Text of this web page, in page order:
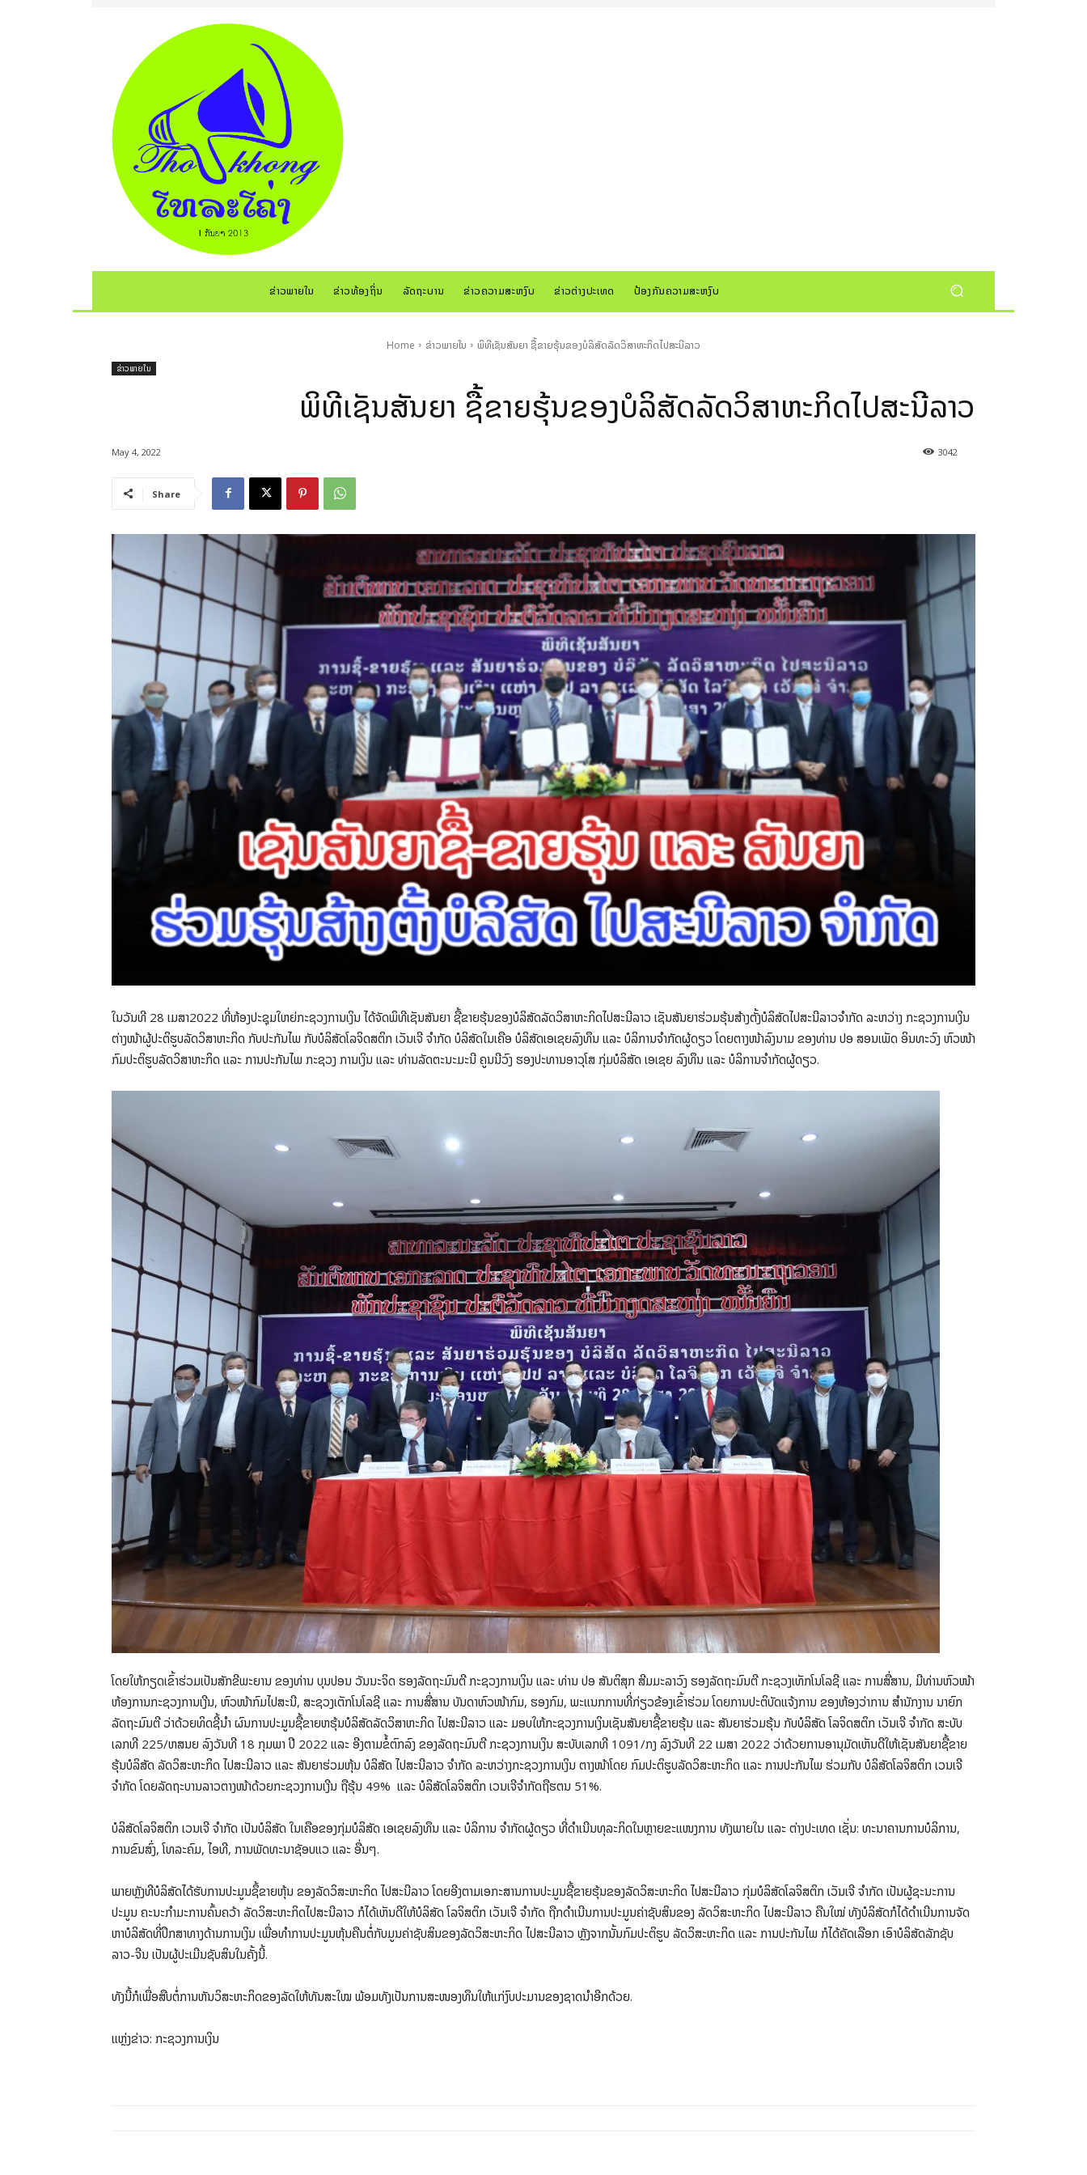
ຂ່າວພາຍໃນ ຂ່າວທ້ອງຖິ່ນ ລັດຖະບານ ຂ່າວຄວາມສະຫງົບ ຂ່າວຕ່າງປະເທດ ປ້ອງກັນຄວາມສະຫງົບ
Home ຂ່າວພາຍໃນ ພິທີເຊັນສັນຍາ ຊື້ຂາຍຮຸ້ນຂອງບໍລິສັດລັດວິສາຫະກິດໄປສະນີລາວ
ຂ່າວພາຍໃນ
ພິທີເຊັນສັນຍາ ຊື້ຂາຍຮຸ້ນຂອງບໍລິສັດລັດວິສາຫະກິດໄປສະນີລາວ
3042
May 4, 2022
Share
ໃນວັນທີ 28 ເມສາ2022 ທີ່ຫ້ອງປະຊຸມໃຫຍ່ກະຊວງການເງິນ ໄດ້ຈັດພິທີເຊັນສັນຍາ ຊື້ຂາຍຮຸ້ນຂອງບໍລິສັດລັດວິສາຫະກິດໄປສະນີລາວ ເຊັນສັນຍາຮ່ວມຮຸ້ນສ້າງຕັ້ງບໍລິສັດໄປສະນີລາວຈຳກັດ ລະຫວ່າງ ກະຊວງການເງິນ
ຕ່າງໜ້າຜູ້ປະຕິຮູບລັດວິສາຫະກິດ ກັບປະກັນໄພ ກັບບໍລິສັດໂລຈິດສຕິກ ເວັນເຈີ ຈຳກັດ ບໍລິສັດໃນເຄືອ ບໍລິສັດເອເຊຍລົງທຶນ ແລະ ບໍລິການຈຳກັດຜູ້ດຽວ ໂດຍຕາງໜ້າລົງນາມ ຂອງທ່ານ ປອ ສອນເພັດ ອິນທະວົງ ຫົວໜ້າ
ກົມປະຕິຮູບລັດວິສາຫະກິດ ແລະ ການປະກັນໄພ ກະຊວງ ການເງິນ ແລະ ທ່ານລັດຕະນະມະນີ ຄູນນີວົງ ຮອງປະທານອາວຸໂສ ກຸ່ມບໍລິສັດ ເອເຊຍ ລົງທຶນ ແລະ ບໍລິການຈຳກັດຜູ້ດຽວ.
ໂດຍໃຫ້ກຽດເຂົ້າຮ່ວມເປັນສັກຂີພະຍານ ຂອງທ່ານ ບຸນປອນ ວັນນະຈິດ ຮອງລັດຖະມົນຕີ ກະຊວງການເງິນ ແລະ ທ່ານ ປອ ສັນຕິສຸກ ສີມມະລາວົງ ຮອງລັດຖະມົນຕີ ກະຊວງເທັກໂນໂລຊີ ແລະ ການສື່ສານ, ມີທ່ານຫົວໜ້າ
ຫ້ອງການກະຊວງການເງີນ, ຫົວໜ້າກົມໄປສະນີ, ສະຊວງເຕັກໂນໂລຊີ ແລະ ການສື່ສານ ບັນດາຫົວໜ້າກົມ, ຮອງກົມ, ພະແນກການທີ່ກ່ຽວຂ້ອງເຂົ້າຮ່ວມ ໂດຍການປະຕິບັດແຈ້ງການ ຂອງຫ້ອງວ່າການ ສຳນັກງານ ນາຍົກ
ລັດຖະມົນຕີ ວ່າດ້ວຍທິດຊີ້ນຳ ຜົນການປະມູນຊື້ຂາຍຫຮຸ້ນບໍລິສັດລັດວິສາຫະກິດ ໄປສະນີລາວ ແລະ ມອບໃຫ້ກະຊວງການເງິນເຊັນສັນຍາຊື້ຂາຍຮຸ້ນ ແລະ ສັນຍາຮ່ວມຮຸ້ນ ກັບບໍລິສັດ ໂລຈິດສຕິກ ເວັນເຈີ ຈຳກັດ ສະບັບ
ເລກທີ 225/ຫສນຍ ລົງວັນທີ 18 ກຸມພາ ປີ 2022 ແລະ ອີງຕາມຂໍ້ຕົກລົງ ຂອງລັດຖະມົນຕີ ກະຊວງການເງິນ ສະບັບເລກທີ 1091/ກງ ລົງວັນທີ 22 ເມສາ 2022 ວ່າດ້ວຍການອານຸມັດເຫັນດີໃຫ້ເຊັນສັນຍາຊື້ຂາຍ
ຮຸ້ນບໍລິສັດ ລັດວິສະຫະກິດ ໄປສະນີລາວ ແລະ ສັນຍາຮ່ວມຫຸ້ນ ບໍລິສັດ ໄປສະນີລາວ ຈຳກັດ ລະຫວ່າງກະຊວງການເງິນ ຕາງໜ້າໂດຍ ກົມປະຕິຮູບລັດວິສະຫະກິດ ແລະ ການປະກັນໄພ ຮ່ວມກັບ ບໍລິສັດໂລຈິສຕິກ ເວນເຈີ
ຈຳກັດ ໂດຍລັດຖະບານລາວຕາງໜ້າດ້ວຍກະຊວງການເງີນ ຖືຮຸ້ນ 49% ແລະ ບໍລິສັດໂລຈິສຕິກ ເວນເຈີຈຳກັດຖືຮຕນ 51%.
ບໍລິສັດໂລຈິສຕິກ ເວນເຈີ ຈຳກັດ ເປັນບໍລິສັດ ໃນເຄືອຂອງກຸ່ມບໍລິສັດ ເອເຊຍລົງທຶນ ແລະ ບໍລິການ ຈຳກັດຜູ້ດຽວ ທີ່ດຳເນີນທຸລະກິດໃນຫຼາຍຂະແໜງການ ທັງພາຍໃນ ແລະ ຕ່າງປະເທດ ເຊັ່ນ: ທະນາຄານການບໍລິການ,
ການຂົນສົ່ງ, ໂທລະຄົມ, ໄອທີ, ການພັດທະນາຊັອບແວ ແລະ ອື່ນໆ.
ພາຍຫຼັງທີບໍລິສັດໄດ້ຮັບການປະມູນຊຶ້ຂາຍຫຸ້ນ ຂອງລັດວິສະຫະກິດ ໄປສະນີລາວ ໂດຍອີງຕາມເອກະສານການປະມູນຊື້ຂາຍຮຸ້ນຂອງລັດວິສະຫະກິດ ໄປສະນີລາວ ກຸ່ມບໍລິສັດໂລຈິສຕິກ ເວັນເຈີ ຈຳກັດ ເປັນຜູ້ຊະນະການ
ປະມູນ ຄະນະກຳມະການຄົ້ນຄວ້າ ລັດວິສະຫະກິດໄປສະນີລາວ ກໍໄດ້ເຫັນດີໃຫ້ບໍລິສັດ ໂລຈິສຕິກ ເວັນເຈີ ຈຳກັດ ຖືກດຳເນີນການປະມູນຄ່າຊັບສິນຂອງ ລັດວິສະຫະກິດ ໄປສະນີລາວ ຄືນໃໝ່ ທັງບໍລິສັດກໍໄດ້ດຳເນີນການຈັດ
ຫາບໍລິສັດທີ່ປຶກສາທາງດ້ານການເງິນ ເພື່ອທຳການປະມູນຫຸ້ນຄືນຕໍ່ກັບມູນຄ່າຊັບສິນຂອງລັດວິສະຫະກິດ ໄປສະນີລາວ ຫຼັງຈາກນັ້ນກົມປະຕິຮູບ ລັດວິສະຫະກິດ ແລະ ການປະກັນໄພ ກໍໄດ້ຄັດເລືອກ ເອົາບໍລິສັດລັກຊັບ
ລາວ-ຈີນ ເປັນຜູ້ປະເມີນຊັບສິນໃນຄັ້ງນີ້.
ທັງນີ້ກໍເພື່ອສືບຕໍ່ການຫັນວິສະຫະກິດຂອງລັດໃຫ້ທັນສະໃໝ ພ້ອມທັງເປັນການສະໜອງທຶນໃຫ້ແກ່ງົບປະມານຂອງຊາດນຳອີກດ້ວຍ.
ແຫຼ່ງຂ່າວ: ກະຊວງການເງິນ